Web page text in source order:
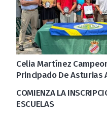
Celia Martínez
Principado De Asturias
COMIENZA LA
ESCUELAS